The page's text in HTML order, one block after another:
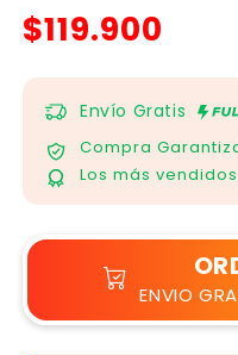
$119.900
Envío Gratis
Compra
Los más vendidos
ENVIO